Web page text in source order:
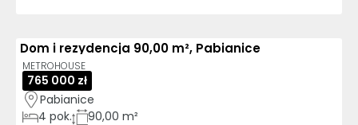
Dom i rezydencja 90,00 m², Pabianice
METROHOUSE
765 000 zł
Pabianice
4 pok. 90,00 m²